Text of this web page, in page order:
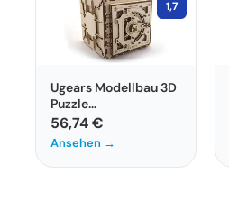
1,7
Ugears Modellbau 3D
Puzzle
Holzmodellbausatz
für Erwachsene
56,74 €
Ansehen →